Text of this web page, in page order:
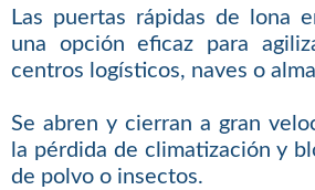
Las puertas rápidas de lona
una opción eficaz para
centros logísticos, naves o
Se abren y cierran a gran
la pérdida de climatización y
de polvo o insectos.